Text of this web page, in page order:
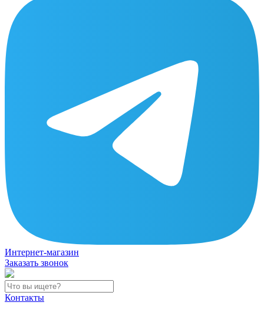
Интернет-магазин
Заказать звонок
Контакты